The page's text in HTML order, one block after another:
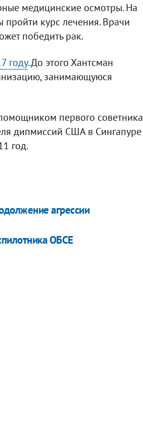
медицинские осмотры. На
курс лечения. Врачи
победить рак.
году. До этого Хантсман
занимающуюся
первого советника
дипмиссий США в Сингапуре
год.
агрессии
ОБСЕ